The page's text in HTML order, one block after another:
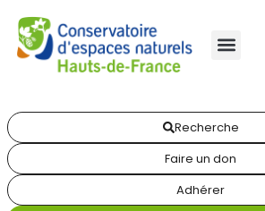
Recherche
Faire un don
Adhérer